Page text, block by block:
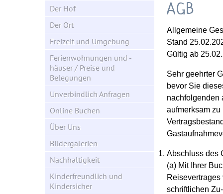
Der Hof
Der Ort
Freizeit und Umgebung
Ferienwohnungen und -
häuser / Preise und
Belegungen
Unverbindlich Anfragen
Online Buchen
Über Uns
Bildergalerien
Nachhaltigkeit
Kinderfreundlich und
Kindersicher
AGB
Allgemeine
Stand
Gültig ab
Sehr geehrter
bevor Sie
nachfolgenden
aufmerksam
Abschluss des
(a) Mit Ihrer
schriftlichen